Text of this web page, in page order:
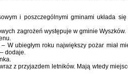
i poszczególnymi gminami układa
zagrożeń występuje w gminie
W ubiegłym roku największy pożar miał
dodaje.
z przyjazdem letników. Mają wtedy